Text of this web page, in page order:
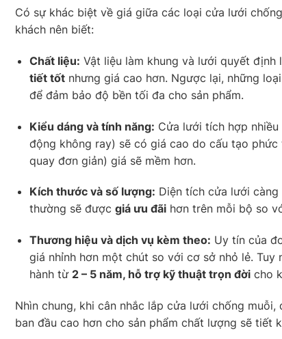
Có sự khác biệt về giá giữa các loại cửa lưới
khách nên biết:
Chất liệu: Vật liệu làm khung và lưới quyết
tiết tốtnhưng giá cao hơn. Ngược lại, những
để đảm bảo độ bền tối đa cho sản phẩm.
Kiểu dáng và tính năng: Cửa lưới tích hợp
động không ray) sẽ có giá cao do cấu tạo
quay đơn giản) giá sẽ mềm hơn.
Kích thước và số lượng: Diện tích cửa lưới
thường sẽ được giá ưu đãihơn trên mỗi bộ so
Thương hiệu và dịch vụ kèm theo: Uy tín của
giá nhỉnh hơn một chút so với cơ sở nhỏ lẻ. Tuy
hành từ 2 – 5 năm, hỗ trợ kỹ thuật trọn đờicho
Nhìn chung, khi cân nhắc lắp cửa lưới chống
ban đầu cao hơn cho sản phẩm chất lượng sẽ tiết